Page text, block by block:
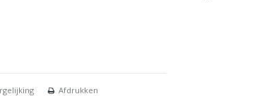
Afdrukken